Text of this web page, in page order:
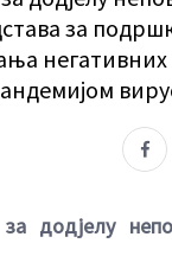
за
додјелу